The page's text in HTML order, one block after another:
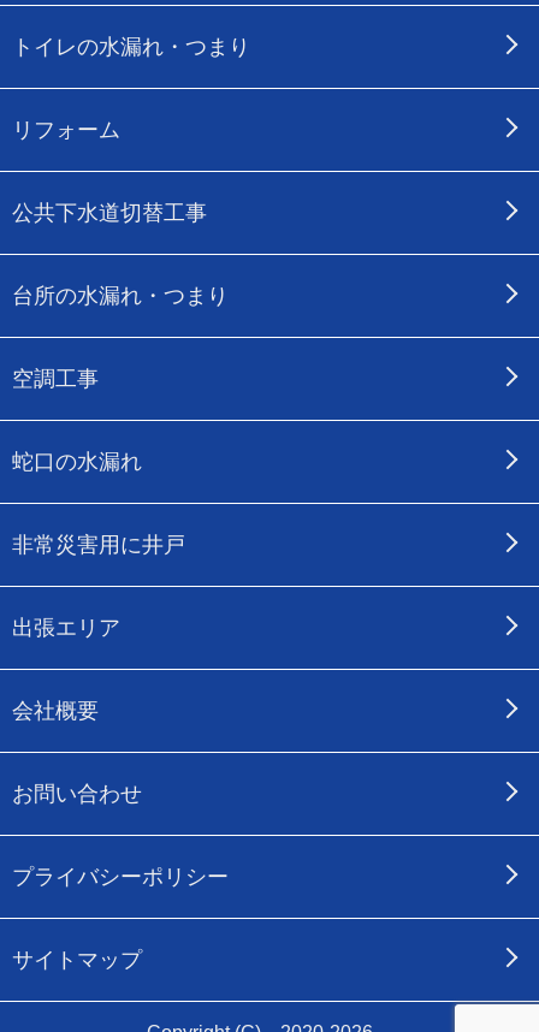
トイレの水漏れ・つまり
リフォーム
公共下水道切替工事
台所の水漏れ・つまり
空調工事
蛇口の水漏れ
非常災害用に井戸
出張エリア
会社概要
お問い合わせ
プライバシーポリシー
サイトマップ